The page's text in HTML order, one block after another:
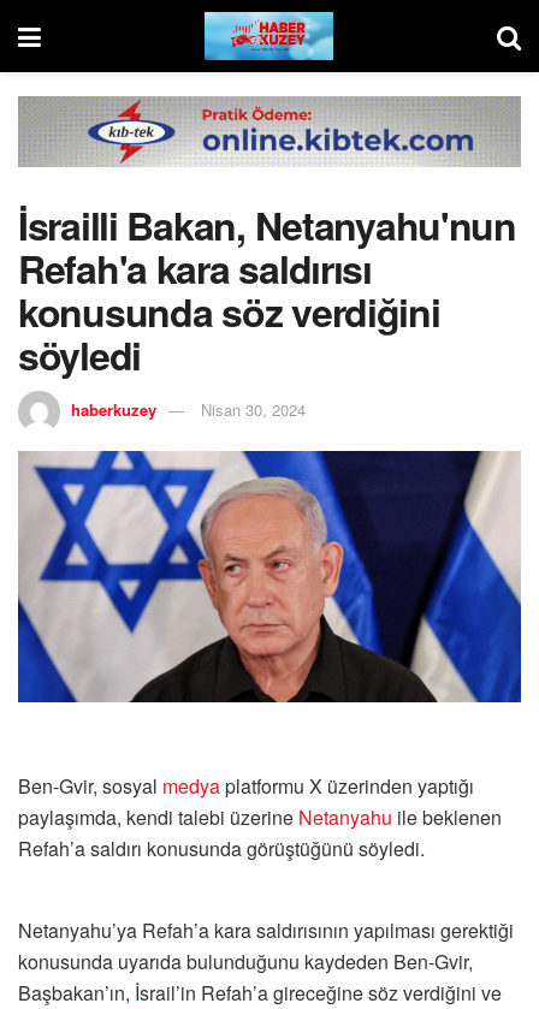
İsrailli Bakan, Netanyahu'nun
Refah'a kara saldırısı
konusunda söz verdiğini
söyledi
haberkuzey Nisan 30, 2024
Ben-Gvir, sosyal medyaplatformu X üzerinden yaptığı
paylaşımda, kendi talebi üzerine Netanyahu ile beklenen
Refah’a saldırı konusunda görüştüğünü söyledi.
Netanyahu’ya Refah’a kara saldırısının yapılması gerektiği
konusunda uyarıda bulunduğunu kaydeden Ben-Gvir,
Başbakan’ın, İsrail’in Refah’a gireceğine söz verdiğini ve